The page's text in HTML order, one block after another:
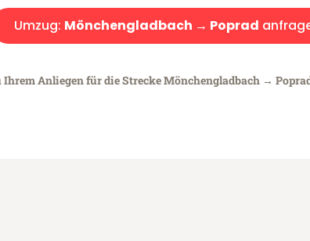
Umzug: Mönchengladbach → Poprad
Anliegen für die Strecke Mönchengladbach →